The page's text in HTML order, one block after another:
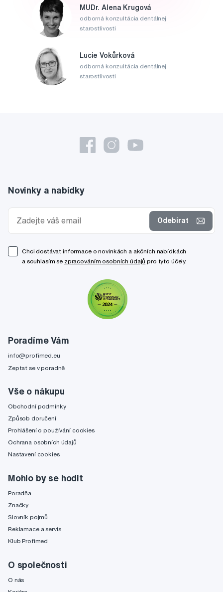
MUDr. Alena Krugová
odborná konzultácia dentálnej
starostlivosti
Lucie Vokůrková
odborná konzultácia dentálnej
starostlivosti
Poradíme Vám
info@profimed.eu
Zeptat se v poradně
Vše o nákupu
Obchodní podmínky
Způsob doručení
Prohlášení o používání cookies
Ochrana osobních údajů
Nastavení cookies
Mohlo by se hodit
Poradňa
Značky
Slovník pojmů
Reklamace a servis
Klub Profimed
O společnosti
O nás
Novinky a nabídky
Odebírat
Chci dostávat informace o novinkách a akčních nabídkách
a souhlasím se zpracováním osobních údajů pro tyto účely.